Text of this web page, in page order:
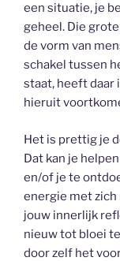
een situatie, je
geheel. Die
de vorm van
schakel tussen
staat, heeft daar
hieruit
Het is prettig je
Dat kan je
en/of je te
energie met zich
jouw innerlijk
nieuw tot bloei
door zelf het